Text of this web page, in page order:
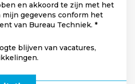
en akkoord te zijn met het
gegevens conform het
van Bureau Techniek.
blijven van vacatures,